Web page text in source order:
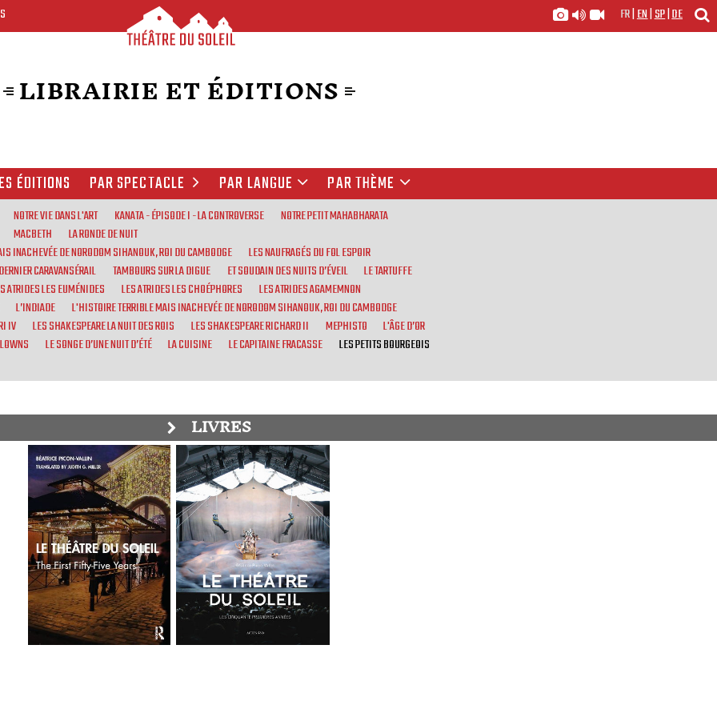
FR|EN|SP|DE
LIBRAIRIE ET ÉDITIONS
ÉDITIONS PAR SPECTACLE PAR LANGUE PAR THÈME
NOTRE VIE DANS L'ART KANATA - ÉPISODE I - LA CONTROVERSE
NOTRE PETIT MAHABHARATA
MACBETH
LA RONDE DE NUIT
INACHEVÉE DE NORODOM SIHANOUK, ROI DU CAMBODGE
LES NAUFRAGÉS DU FOL ESPOIR
CARAVANSÉRAIL TAMBOURS SUR LA DIGUE ET SOUDAIN DES NUITS D’ÉVEIL
LE TARTUFFE
ATRIDES LES EUMÉNIDES LES ATRIDES LES CHOÉPHORES
LES ATRIDES AGAMEMNON
L’INDIADE
L'HISTOIRE TERRIBLE MAIS INACHEVÉE DE NORODOM SIHANOUK, ROI DU CAMBODGE
IV
LES SHAKESPEARE LA NUIT DES ROIS LES SHAKESPEARE RICHARD II MEPHISTO
L'ÂGE D’OR
LE SONGE D’UNE NUIT D’ÉTÉ LA CUISINE LE CAPITAINE FRACASSE
LES PETITS BOURGEOIS
LIVRES